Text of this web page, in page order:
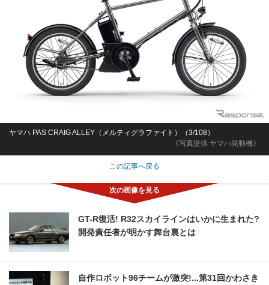
《写真提供 ヤマハ発動機》
ヤマハ PAS CRAIG ALLEY（メルティグラファイト）（3/108）
この記事へ戻る
GT-R復活! R32スカイラインはいかに生まれた?
開発責任者が明かす舞台裏とは
自作ロボット96チームが激突!...第31回かわさき